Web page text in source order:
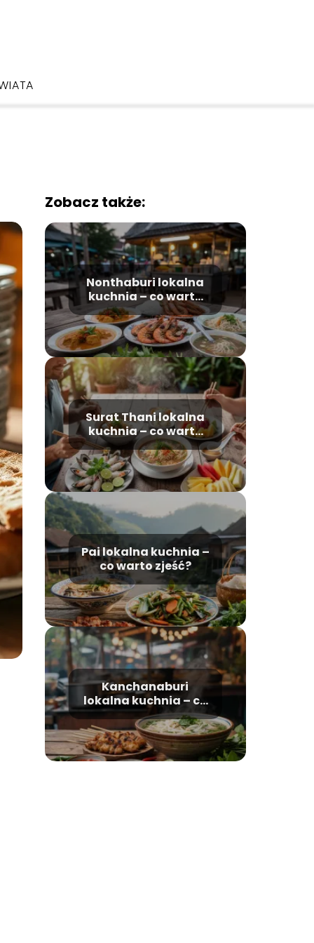
Zobacz także:
Nonthaburi lokalna
kuchnia – co warto
zjeść?
Surat Thani lokalna
kuchnia – co warto
zjeść?
Pai lokalna kuchnia –
co warto zjeść?
Kanchanaburi
lokalna kuchnia – co
warto zjeść?